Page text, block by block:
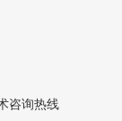
咨询热线